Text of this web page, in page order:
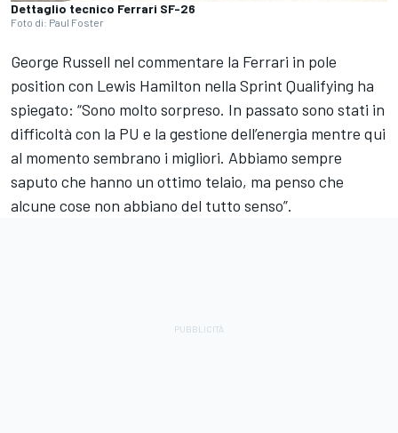
Dettaglio tecnico Ferrari SF-26
Foto di: Paul Foster
George Russell nel commentare la Ferrari in pole
position con Lewis Hamilton nella Sprint Qualifying ha
spiegato: “Sono molto sorpreso. In passato sono stati in
difficoltà con la PU e la gestione dell’energia mentre qui
al momento sembrano i migliori. Abbiamo sempre
saputo che hanno un ottimo telaio, ma penso che
alcune cose non abbiano del tutto senso”.